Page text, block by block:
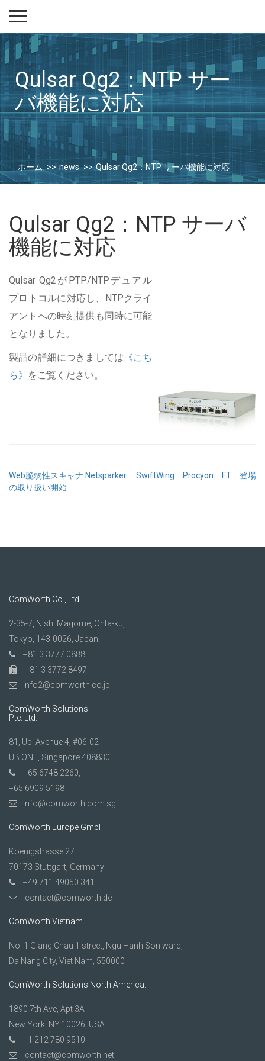
Qulsar Qg2：NTP サー
バ機能に対応
ホーム news Qulsar Qg2：NTP サーバ機能に対応
Qulsar Qg2：NTP サーバ
機能に対応
Qulsar Qg2がPTP/NTPデュアル
プロトコルに対応し、NTPクライ
アントへの時刻提供も同時に可能
となりました。
製品の詳細につきましては 《こち
ら》 をご覧ください。
投
ビ
シ
ョ
ン
Web脆弱性スキャナ Netsparker
の取り扱い開始
SwiftWing Procyon FT 登場
ComWorth Co., Ltd.
2-35-7, Nishi Magome, Ohta-ku,
Tokyo, 143-0026, Japan.
+81 3 3777 0888
+81 3 3772 8497
info2@comworth.co.jp
ComWorth Solutions
Pte. Ltd.
81, Ubi Avenue 4, #06-02
UB ONE, Singapore 408830
+65 6748 2260,
+65 6909 5198
info@comworth.com.sg
ComWorth Europe GmbH
Koenigstrasse 27
70173 Stuttgart, Germany
+49 711 49050 341
contact@comworth.de
ComWorth Vietnam
No. 1 Giang Chau 1 street, Ngu Hanh Son ward,
Da Nang City, Viet Nam, 550000
ComWorth Solutions North America.
1890 7th Ave, Apt 3A
New York, NY 10026, USA
+1 212 780 9510
contact@comworth.net